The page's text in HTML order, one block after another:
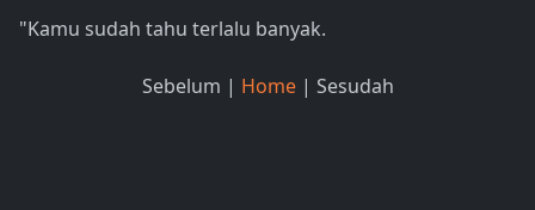
"Kamu sudah tahu terlalu banyak.
Sebelum | Home | Sesudah